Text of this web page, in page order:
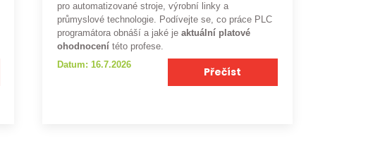
pro automatizované stroje, výrobní linky a
průmyslové technologie. Podívejte se, co práce PLC
programátora obnáší a jaké je aktuální platové
ohodnocení této profese.
Datum: 16.7.2026
Přečíst